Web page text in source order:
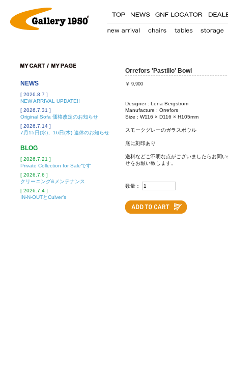
NEWS
[ 2026.8.7 ]
NEW ARRIVAL UPDATE!!
[ 2026.7.31 ]
Original Sofa 価格改定のお知らせ
[ 2026.7.14 ]
7月15日(水)、16日(木) 連休のお知らせ
BLOG
[ 2026.7.21 ]
Private Collection for Saleです
[ 2026.7.6 ]
クリーニング&メンテナンス
[ 2026.7.4 ]
IN-N-OUTとCulver’s
Orrefors 'Pastillo' Bowl
￥ 9,900
Designer : Lena Bergstrom
Manufacture : Orrefors
Size : W116 × D116 × H105mm
スモークグレーのガラスボウル
底に刻印あり
送料などご不明な点がございましたらお問い
せをお願い致します。
数量：